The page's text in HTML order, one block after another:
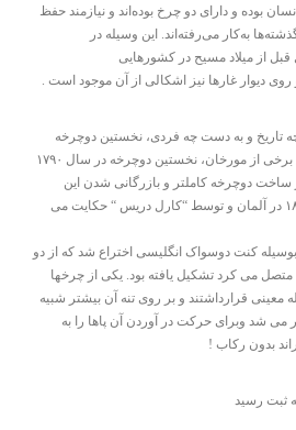
بوده و دارای دو چرخ بوده‌اند و نیازمند حفظ
به‌کار می‌رفته‌اند. این وسیله در
شکل در ۲۳۰۰ سال قبل از میلاد مسیح در کشورهایی
دیوار غارها نیز اشکالی از آن موجود است .
تاریخ و به دست چه فردی، نخستین دوچرخه
ساخته شده است. طبق تحقیق برخی از مورخان، نخستین دوچرخه در سال ۱۷۹۰
ساخت دوچرخه کاملتر و بازرگانی شدن این
صنعت (تولید انبوه) در سال ۱۸۱۷ در آلمان و توسط “کارل دریس “ حکایت می
بوسیله کنت دوسواک انگلیسی اختراع شد که از دو
می کرد تشکیل یافته بود. یکی از چرخها
معینی قرارداشتند و بر روی تنه آن بیشتر شبیه
شد وبرای حرکت در آوردن آن پاها را به
بدون رکاب !